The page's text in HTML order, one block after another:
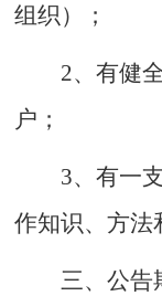
组织）；
2、有健
户；
3、有一
作知识、方法
三、公告